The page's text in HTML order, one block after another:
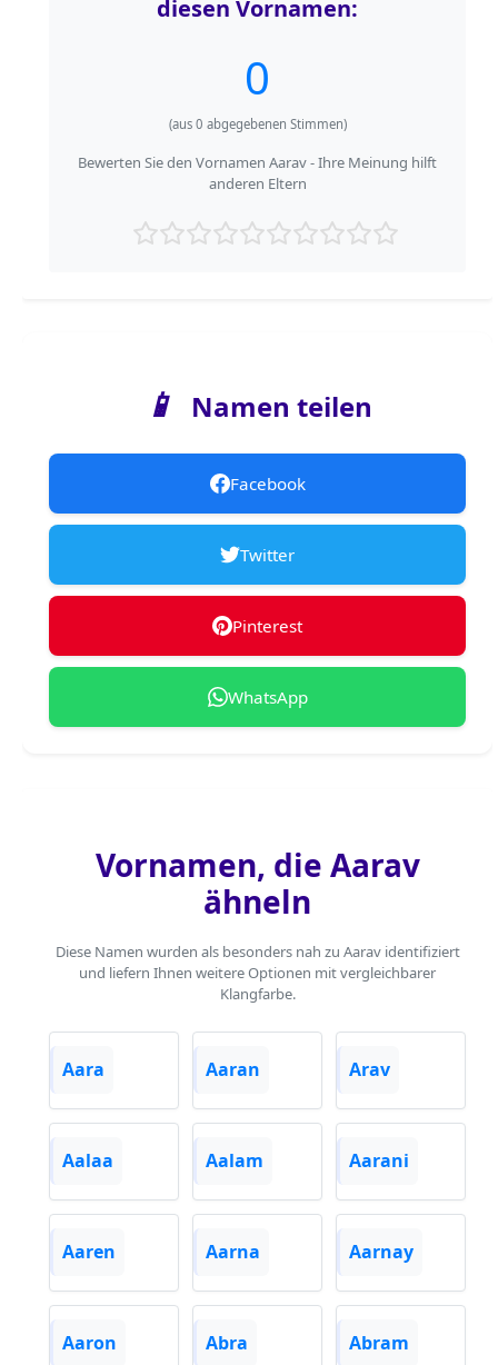
diesen Vornamen:
0
(aus 0 abgegebenen Stimmen)
Bewerten Sie den Vornamen Aarav - Ihre Meinung hilft
anderen Eltern
📱 Namen teilen
Facebook
Twitter
Pinterest
WhatsApp
Vornamen, die Aarav
ähneln
Diese Namen wurden als besonders nah zu Aarav identifiziert
und liefern Ihnen weitere Optionen mit vergleichbarer
Klangfarbe.
Aara Aaran Arav
Aalaa Aalam Aarani
Aaren Aarna Aarnay
Aaron Abra Abram